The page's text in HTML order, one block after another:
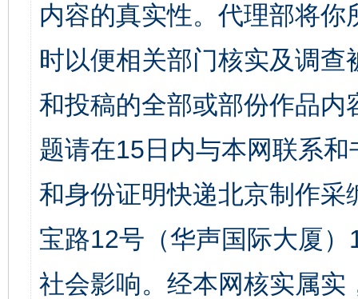
内容的真实性。代理部将
时以便相关部门核实及调
和投稿的全部或部份作品
题请在15日内与本网联系
和身份证明快递北京制作
宝路12号（华声国际大厦
社会影响。经本网核实属